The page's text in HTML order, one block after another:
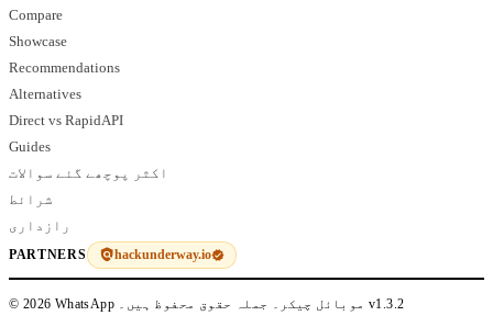
Compare
Showcase
Recommendations
Alternatives
Direct vs RapidAPI
Guides
اکثر پوچھے گئے سوالات
شرائط
رازداری
PARTNERS hackunderway.io
© 2026 WhatsApp موبائل چیکر۔ جملہ حقوق محفوظ ہیں۔v1.3.2